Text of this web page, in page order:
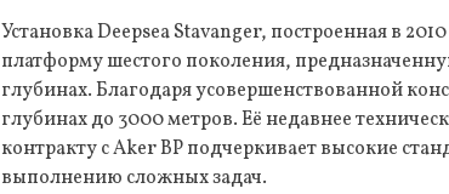
Установка Deepsea Stavanger, построенная в
платформу шестого поколения,
глубинах. Благодаря усовершенствованной
глубинах до 3000 метров. Её недавнее
контракту с Aker BP подчеркивает высокие
выполнению сложных задач.